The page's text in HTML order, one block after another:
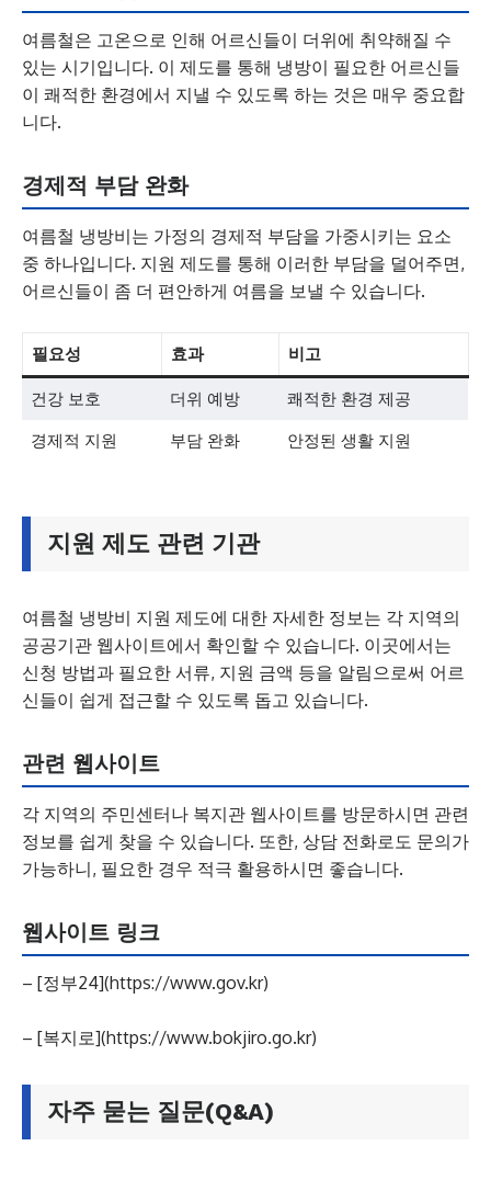
여름철은 고온으로 인해 어르신들이 더위에 취약해질 수
있는 시기입니다. 이 제도를 통해 냉방이 필요한 어르신들
이 쾌적한 환경에서 지낼 수 있도록 하는 것은 매우 중요합
니다.
경제적 부담 완화
여름철 냉방비는 가정의 경제적 부담을 가중시키는 요소
중 하나입니다. 지원 제도를 통해 이러한 부담을 덜어주면,
어르신들이 좀 더 편안하게 여름을 보낼 수 있습니다.
필요성 효과 비고
건강 보호 더위 예방 쾌적한 환경 제공
경제적 지원 부담 완화 안정된 생활 지원
지원 제도 관련 기관
여름철 냉방비 지원 제도에 대한 자세한 정보는 각 지역의
공공기관 웹사이트에서 확인할 수 있습니다. 이곳에서는
신청 방법과 필요한 서류, 지원 금액 등을 알림으로써 어르
신들이 쉽게 접근할 수 있도록 돕고 있습니다.
관련 웹사이트
각 지역의 주민센터나 복지관 웹사이트를 방문하시면 관련
정보를 쉽게 찾을 수 있습니다. 또한, 상담 전화로도 문의가
가능하니, 필요한 경우 적극 활용하시면 좋습니다.
웹사이트 링크
– [정부24](https://www.gov.kr)
– [복지로](https://www.bokjiro.go.kr)
자주 묻는 질문(Q&A)